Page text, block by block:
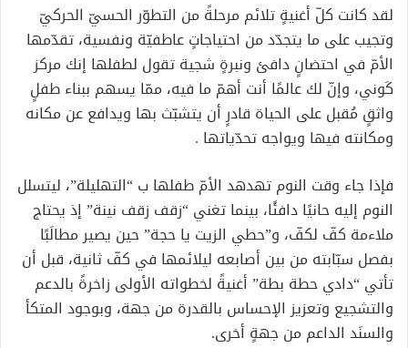
لقد كانت كلّ أغنيةٍ تلائم مرحلةً من التطوّر الحسيّ الحركيّ
وتجيب على ما يتجدّد من احتياجاتٍ عاطفيّة ونفسية، تقدّمها
الأمّ في احتضانٍ دافئ ونبرةٍ شجية تقول لطفلها إنك مركز
كَوني، وإنّ لك عالمًا أنت أهمّ ما فيه، ممّا يسهم ببناء طفلٍ
واثقٍ مُقبل على الحياة قادرٍ أن يتشبّث بها ويدافع عن مكانه
ومكانته فيها ويواجه تحدّياتها .
فإذا جاء وقت النوم تهدهد الأمّ طفلها ب “التهليلة”، ليتسلل
النوم إليه حانيًا دافئًا، بينما تغني “زقف زقف نينة” إذ يحتاج
ملاءمة كفّ لكفّ، و”حطي الزيت يا حجة” حين يصير مطالَبًا
بفصل سبّابته من بين أصابعه ليلائمها في كفّ ثانية، قبل أن
تأتي “دادي حطة بطة” أغنيةً لخطواته الأولى زاخرةً بالدعم
والتشجيع وتعزيز الإحساس بالقدرة من جهة، وبوجود المتكأ
والسنَد الداعم من جهةٍ أخرى.